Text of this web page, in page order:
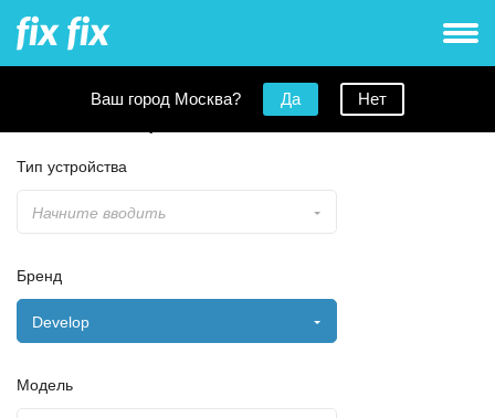
Ваш город Москва? Да Нет
Тип устройства
Начните вводить
Бренд
Develop
Модель